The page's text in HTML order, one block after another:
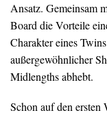
Ansatz. Gemeinsam
Board die Vorteile
Charakter eines
außergewöhnlicher
Midlengths abhebt.
Schon auf den